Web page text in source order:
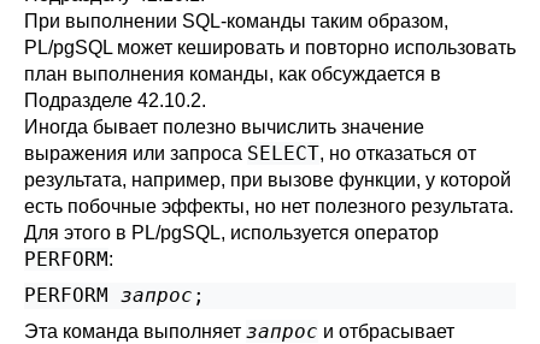
При выполнении SQL-команды таким образом,
PL/pgSQL может кешировать и повторно использовать
план выполнения команды, как обсуждается в
Подразделе 42.10.2.
Иногда бывает полезно вычислить значение
выражения или запроса SELECT, но отказаться от
результата, например, при вызове функции, у которой
есть побочные эффекты, но нет полезного результата.
Для этого в PL/pgSQL, используется оператор
PERFORM:
PERFORM запрос
Эта команда выполняет запрос и отбрасывает